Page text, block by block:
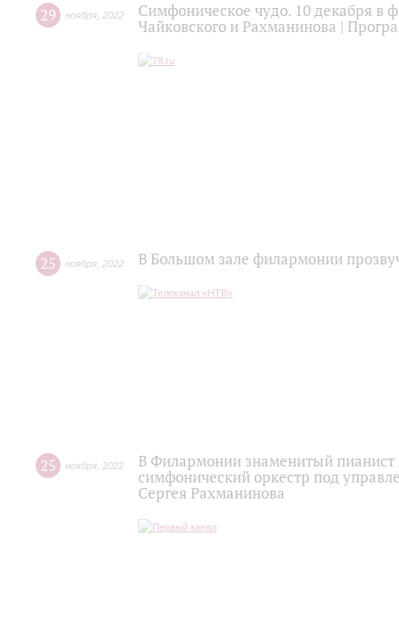
29 ноября 2022
Симфоническое чудо. 10 декабря в
Чайковского и Рахманинова |
25 ноября 2022 В Большом зале филармонии
25 ноября 2022
В Филармонии знаменитый
симфонический оркестр под
Сергея Рахманинова